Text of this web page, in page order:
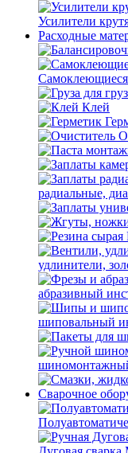
Усилители
Расходные
Самоклеющиеся
Клей
радиальные,
удлинители,
абразивный
шиповальный
Сварочное